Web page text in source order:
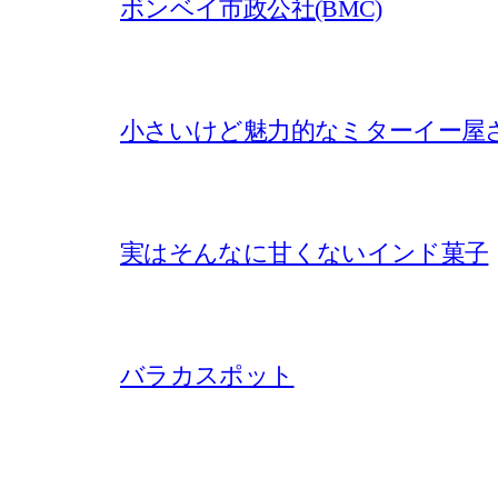
ボンベイ市政公社(BMC)
小さいけど魅力的なミターイー屋
実はそんなに甘くないインド菓子
バラカスポット